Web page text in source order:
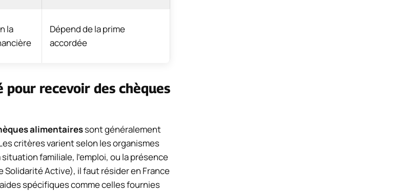
la
Dépend de la prime
accordée
recevoir des chèques
alimentairessont généralement
critères varient selon les organismes
familiale, l’emploi, ou la présence
Solidarité Active), il faut résider en France
spécifiques comme celles fournies